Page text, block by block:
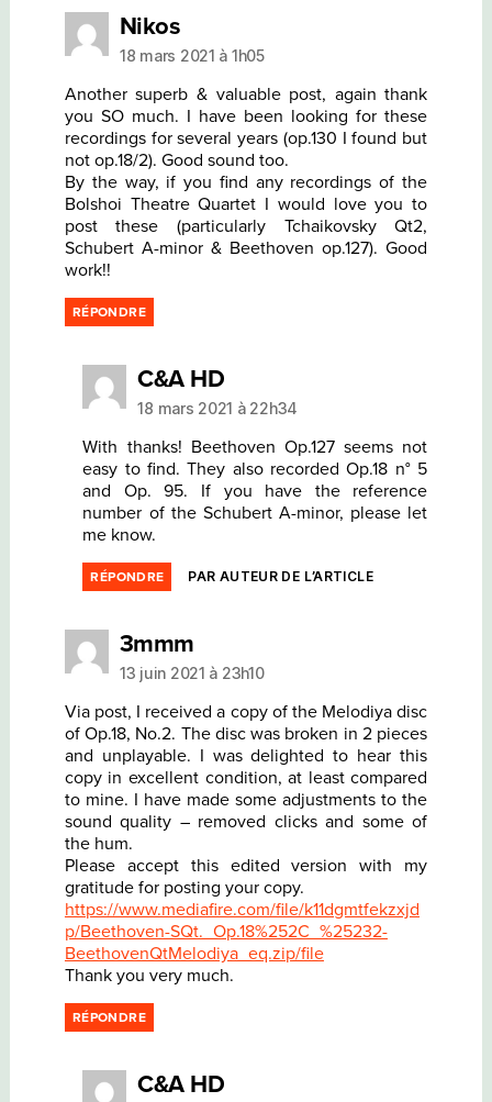
Nikosdit :
18 mars 2021 à 1h05
Another superb & valuable post, again thank
you SO much. I have been looking for these
recordings for several years (op.130 I found but
not op.18/2). Good sound too.
By the way, if you find any recordings of the
Bolshoi Theatre Quartet I would love you to
post these (particularly Tchaikovsky Qt2,
Schubert A-minor & Beethoven op.127). Good
work!!
RÉPONDRE
C&A HDdit :
18 mars 2021 à 22h34
With thanks! Beethoven Op.127 seems not
easy to find. They also recorded Op.18 n° 5
and Op. 95. If you have the reference
number of the Schubert A-minor, please let
me know.
RÉPONDRE PAR AUTEUR DE L’ARTICLE
3mmmdit :
13 juin 2021 à 23h10
Via post, I received a copy of the Melodiya disc
of Op.18, No.2. The disc was broken in 2 pieces
and unplayable. I was delighted to hear this
copy in excellent condition, at least compared
to mine. I have made some adjustments to the
sound quality – removed clicks and some of
the hum.
Please accept this edited version with my
gratitude for posting your copy.
https://www.mediafire.com/file/k11dgmtfekzxjd
p/Beethoven-SQt._Op.18%252C_%25232-
BeethovenQtMelodiya_eq.zip/file
Thank you very much.
RÉPONDRE
C&A HDdit :